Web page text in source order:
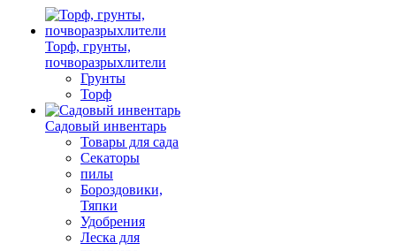
Торф, грунты,
почворазрыхлители
Грунты
Торф
Садовый инвентарь
Товары для сада
Секаторы
пилы
Бороздовики,
Тяпки
Удобрения
Леска для